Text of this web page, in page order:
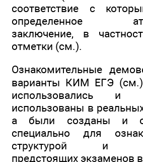
соответствие с
определенное
заключение, в
отметки (см.).
Ознакомительные
варианты КИМ ЕГЭ
использовались
использованы в
а были созданы и
специально для
структурой и
предстоящих экзаменов